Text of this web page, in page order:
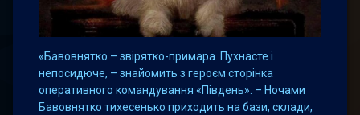
«Бавовнятко – звірятко-примара. Пухнасте і
непосидюче, – знайомить з героєм сторінка
оперативного командування «Південь». – Ночами
Бавовнятко тихесенько приходить на бази, склади,